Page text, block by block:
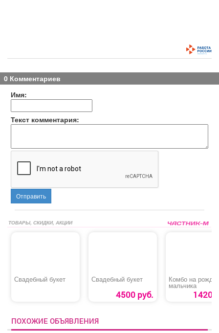
0 Комментариев
Имя:
Текст комментария:
Отправить
ТОВАРЫ, СКИДКИ, АКЦИИ
Свадебный букет Свадебный букет
4500 руб.
Комбо на
мальчика
1420
ПОХОЖИЕ ОБЪЯВЛЕНИЯ